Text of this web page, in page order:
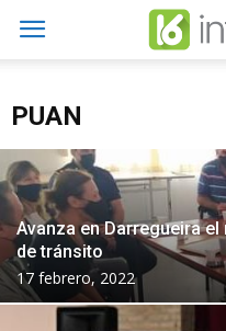
PUAN
Avanza en Darregueira
de tránsito
17 febrero, 2022